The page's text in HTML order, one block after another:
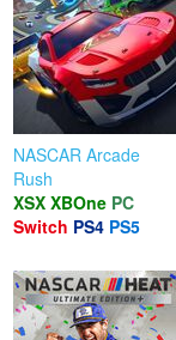
NASCAR Arcade
Rush
XSX XBOne PC
Switch PS4 PS5